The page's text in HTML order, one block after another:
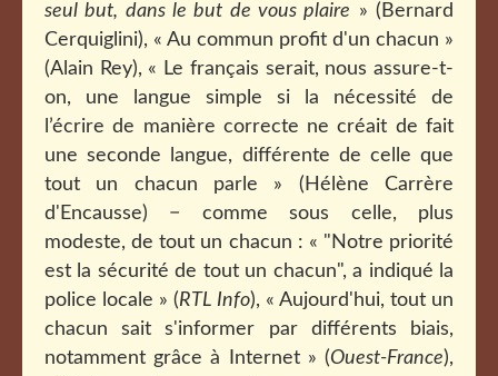
seul but, dans le but de vous plaire » (Bernard
Cerquiglini), « Au commun profit d'un chacun »
(Alain Rey), « Le français serait, nous assure-t-
on, une langue simple si la nécessité de
l’écrire de manière correcte ne créait de fait
une seconde langue, différente de celle que
tout un chacun parle » (Hélène Carrère
d'Encausse) − comme sous celle, plus
modeste, de tout un chacun : « "Notre priorité
est la sécurité de tout un chacun", a indiqué la
police locale » (RTL Info), « Aujourd'hui, tout un
chacun sait s'informer par différents biais,
notamment grâce à Internet » (Ouest-France),